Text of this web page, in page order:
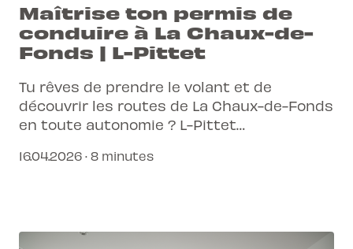
Maîtrise ton permis de
conduire à La Chaux-de-
Fonds | L-Pittet
Tu rêves de prendre le volant et de
découvrir les routes de La Chaux-de-Fonds
en toute autonomie ? L-Pittet
connectée et simplifiée pour obtenir ton
16.04.2026 · 8 minutes